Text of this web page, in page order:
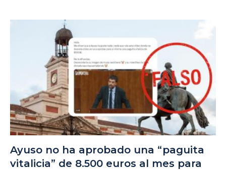
Ayuso no ha aprobado una “paguita
vitalicia” de 8.500 euros al mes para